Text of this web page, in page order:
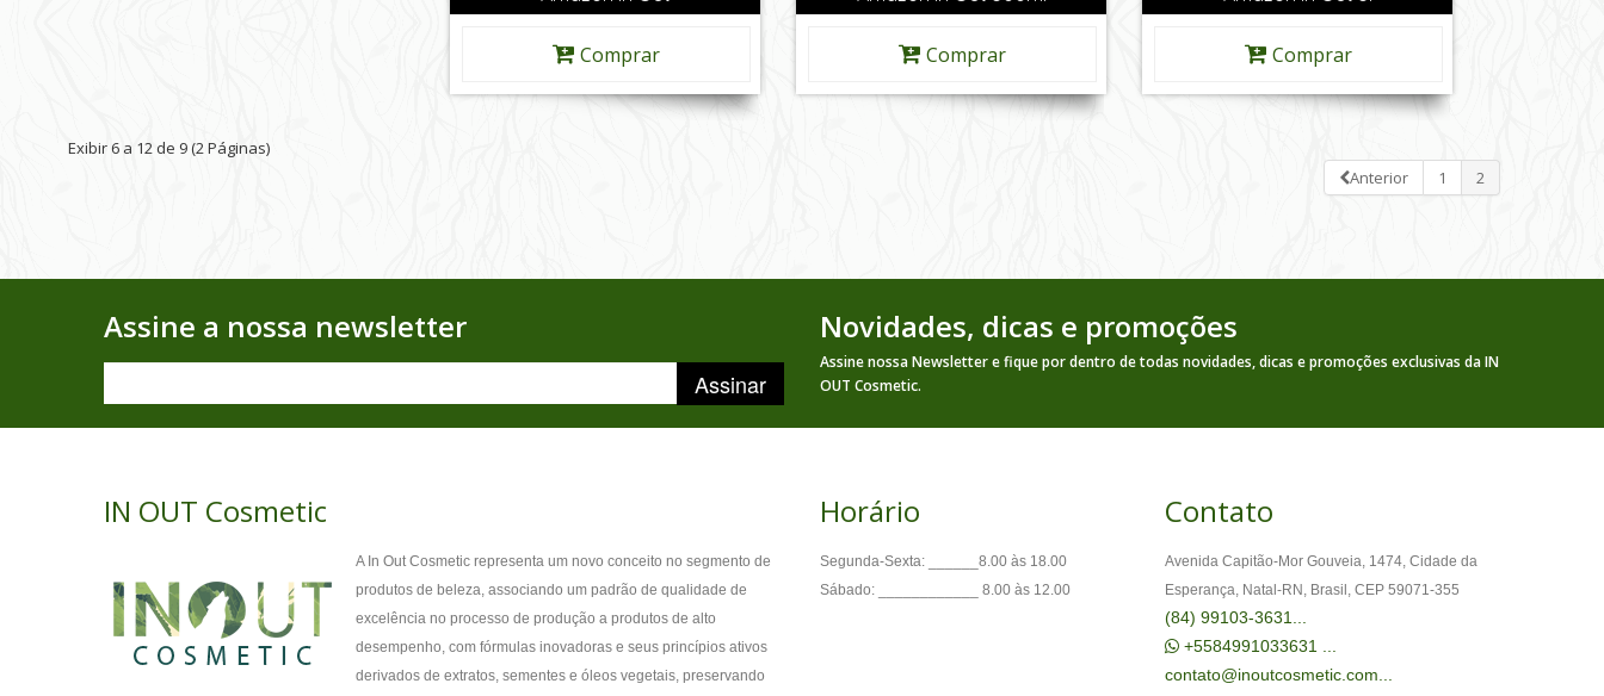
Comprar Comprar Comprar
Exibir 6 a 12 de 9 (2 Páginas)
Anterior
1 2
Assine a nossa newsletter
Assinar
Novidades, dicas e promoções
Assine nossa Newsletter e fique por dentro de todas novidades, dicas e promoções exclusivas da IN
OUT Cosmetic.
IN OUT Cosmetic
A In Out Cosmetic representa um novo conceito no segmento de
produtos de beleza, associando um padrão de qualidade de
excelência no processo de produção a produtos de alto
desempenho, com fórmulas inovadoras e seus princípios ativos
derivados de extratos, sementes e óleos vegetais, preservando
Horário
Segunda-Sexta: ______8.00 às 18.00
Sábado: ____________ 8.00 às 12.00
Contato
Avenida Capitão-Mor Gouveia, 1474, Cidade da
Esperança, Natal-RN, Brasil, CEP 59071-355
(84) 99103-3631
+5584991033631
contato@inoutcosmetic.com